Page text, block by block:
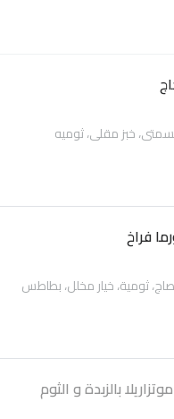
خبز مقلى، ثوميه
فراخ
ثومية، خيار مخلل، بطاطس
بالزبدة و الثوم